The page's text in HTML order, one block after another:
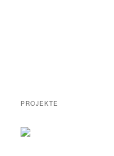
PROJEKTE